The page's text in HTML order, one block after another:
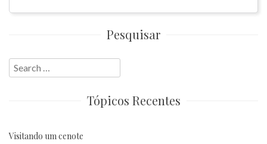
Pesquisar
Search
for:
Tópicos Recentes
Visitando um cenote